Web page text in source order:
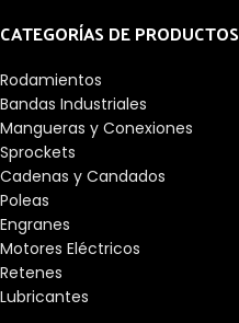
CATEGORÍAS DE PRODUCTOS
Rodamientos
Bandas Industriales
Mangueras y Conexiones
Sprockets
Cadenas y Candados
Poleas
Engranes
Motores Eléctricos
Retenes
Lubricantes